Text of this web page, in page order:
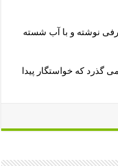
نوشته و با آب شسته
گذرد که خواستگار پیدا